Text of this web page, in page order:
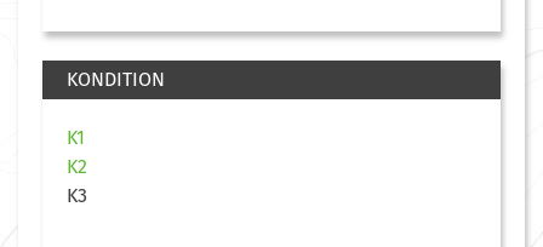
KONDITION
K1
K2
K3